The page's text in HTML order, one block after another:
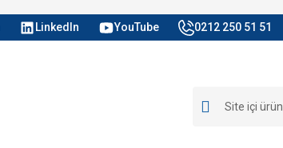
LinkedIn YouTube 0212 250 51 51